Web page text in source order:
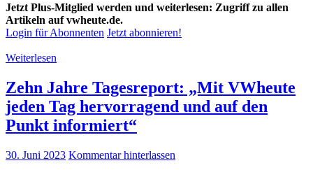
Jetzt Plus-Mitglied werden und weiterlesen: Zugriff zu allen
Artikeln auf vwheute.de.
Login für Abonnenten Jetzt abonnieren!
Weiterlesen
Zehn Jahre Tagesreport: „Mit VWheute
jeden Tag hervorragend und auf den
Punkt informiert“
30. Juni 2023 Kommentar hinterlassen